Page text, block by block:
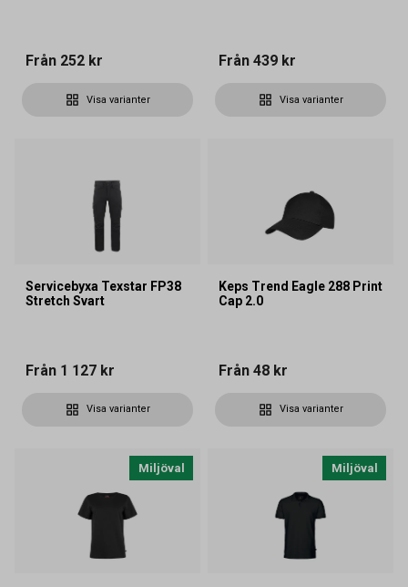
Från 252 kr
Visa varianter
Från 439 kr
Visa varianter
Servicebyxa Texstar FP38
Stretch Svart
Från 1 127 kr
Visa varianter
Keps Trend Eagle 288 Print
Cap 2.0
Från 48 kr
Visa varianter
Miljöval Miljöval